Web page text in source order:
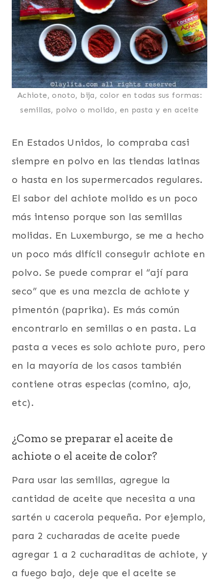
Achiote, onoto, bija, color en todas sus formas:
semillas, polvo o molido, en pasta y en aceite
En Estados Unidos, lo compraba casi
siempre en polvo en las tiendas latinas
o hasta en los supermercados regulares.
El sabor del achiote molido es un poco
más intenso porque son las semillas
molidas. En Luxemburgo, se me a hecho
un poco más difícil conseguir achiote en
polvo. Se puede comprar el “ají para
seco” que es una mezcla de achiote y
pimentón (paprika). Es más común
encontrarlo en semillas o en pasta. La
pasta a veces es solo achiote puro, pero
en la mayoría de los casos también
contiene otras especias (comino, ajo,
etc).
¿Como se preparar el aceite de
achiote o el aceite de color?
Para usar las semillas, agregue la
cantidad de aceite que necesita a una
sartén u cacerola pequeña. Por ejemplo,
para 2 cucharadas de aceite puede
agregar 1 a 2 cucharaditas de achiote, y
a fuego bajo, deje que el aceite se